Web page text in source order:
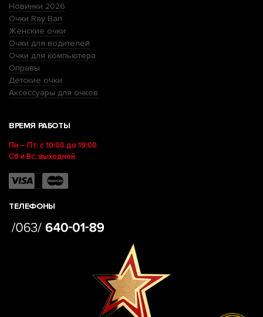
Новинки 2026
Очки Ray Ban
Женские очки
Очки для водителей
Очки для компьютера
Оправы
Детские очки
Аксессуары для очков
ВРЕМЯ РАБОТЫ
Пн – Пт: с 10:00 до 19:00
Сб и Вс: выходной
ТЕЛЕФОНЫ